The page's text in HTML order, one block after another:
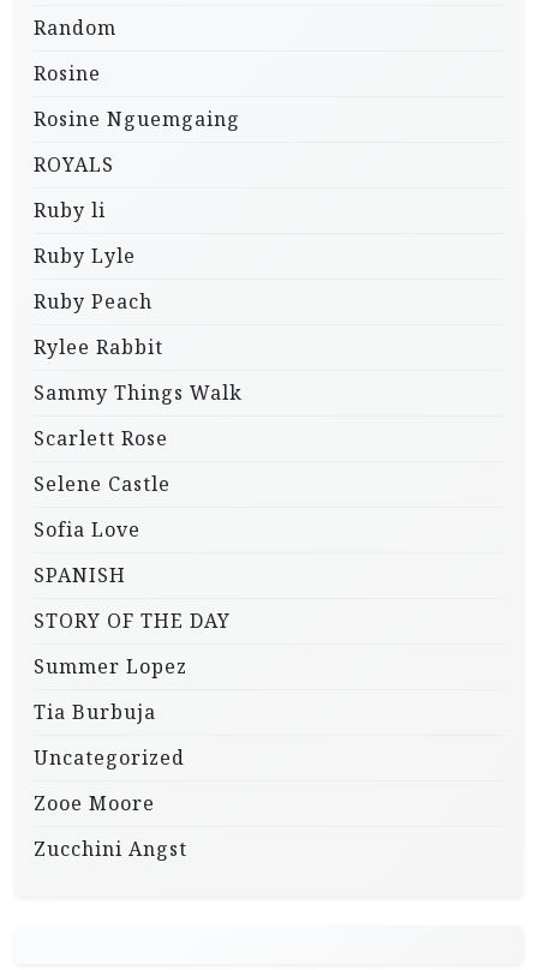
Random
Rosine
Rosine Nguemgaing
ROYALS
Ruby li
Ruby Lyle
Ruby Peach
Rylee Rabbit
Sammy Things Walk
Scarlett Rose
Selene Castle
Sofia Love
SPANISH
STORY OF THE DAY
Summer Lopez
Tia Burbuja
Uncategorized
Zooe Moore
Zucchini Angst